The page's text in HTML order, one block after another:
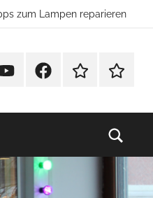
zum Lampen reparieren
Facebook
TikTok